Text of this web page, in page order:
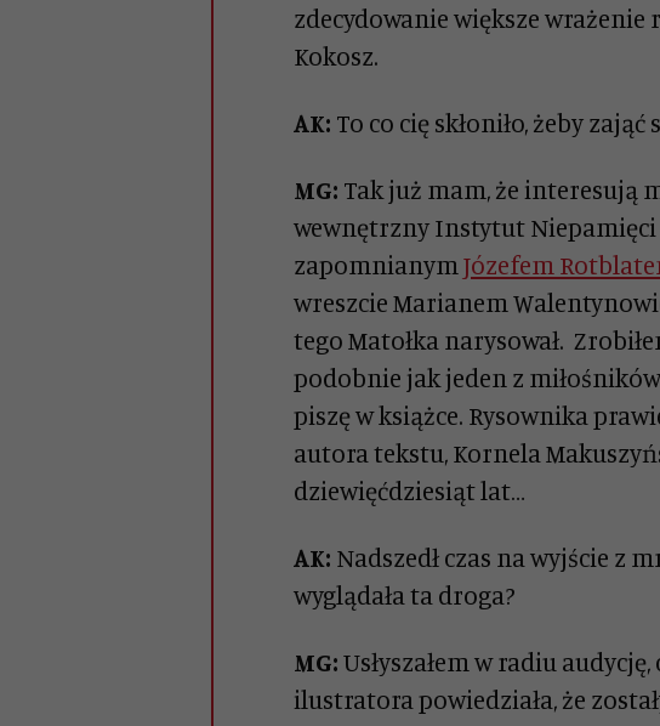
zdecydowanie większe
Kokosz.
AK: To co cię skłoniło, żeby
MG: Tak już mam, że interesują
wewnętrzny Instytut Niepamięci
zapomnianym Józefem
wreszcie Marianem
tego Matołka narysował.
podobnie jak jeden z
piszę w książce. Rysownika
autora tekstu, Kornela
dziewięćdziesiąt lat…
AK: Nadszedł czas na wyjście z
wyglądała ta droga?
MG:Usłyszałem w radiu
ilustratora powiedziała, że